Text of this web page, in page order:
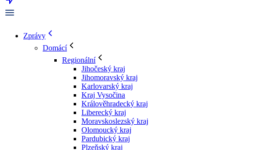
Zprávy
Domácí
Regionální
Jihočeský kraj
Jihomoravský kraj
Karlovarský kraj
Kraj Vysočina
Králověhradecký kraj
Liberecký kraj
Moravskoslezský kraj
Olomoucký kraj
Pardubický kraj
Plzeňský kraj